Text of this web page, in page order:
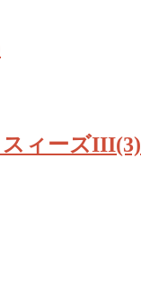
ィーズIII(3)